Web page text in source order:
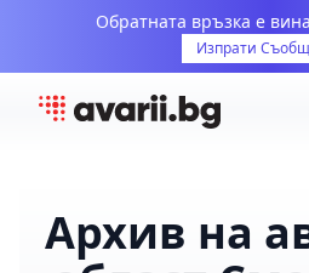
Обратната връзка е
Изпрати
Архив на